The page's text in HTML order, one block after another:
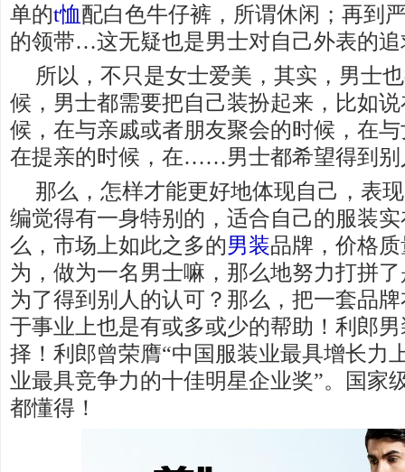
单的t恤配白色牛仔裤，所谓休闲；再到
的领带…这无疑也是男士对自己外表的追
所以，不只是女士爱美，其实，男士
候，男士都需要把自己装扮起来，比如
候，在与亲戚或者朋友聚会的时候，在
在提亲的时候，在……男士都希望得到别
那么，怎样才能更好地体现自己，表
编觉得有一身特别的，适合自己的服装
么，市场上如此之多的男装品牌，价格
为，做为一名男士嘛，那么地努力打拼
为了得到别人的认可？那么，把一套品
于事业上也是有或多或少的帮助！利郎
择！利郎曾荣膺“中国服装业最具增长力
业最具竞争力的十佳明星企业奖”。国家
都懂得！